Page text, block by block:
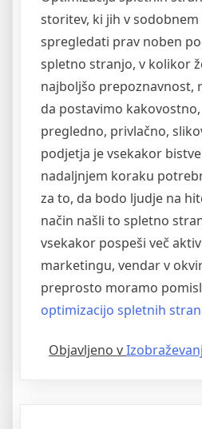
storitev, ki jih v sodobnem
spregledati prav noben
spletno stranjo, v kolikor
najboljšo prepoznavnost,
da postavimo
pregledno, privlačno,
podjetja je vsekakor
nadaljnjem koraku
za to, da bodo ljudje na
način našli to spletno
vsekakor pospeši več
marketingu, vendar v
preprosto moramo
optimizacijo spletnih
Objavljeno v